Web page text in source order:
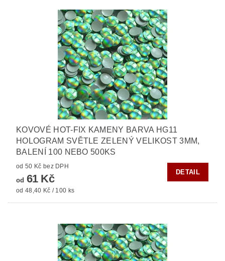
KOVOVÉ HOT-FIX KAMENY BARVA HG11
HOLOGRAM SVĚTLE ZELENÝ VELIKOST 3MM,
BALENÍ 100 NEBO 500KS
od 50 Kč bez DPH
od 61 Kč
od 48,40 Kč / 100 ks
DETAIL